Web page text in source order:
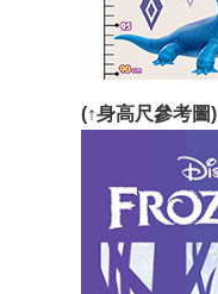
(↑身高尺參考圖)